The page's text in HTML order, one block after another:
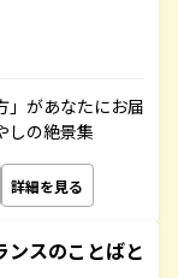
」があなたにお届
しの絶景集
詳細を見る
ンスのことばと